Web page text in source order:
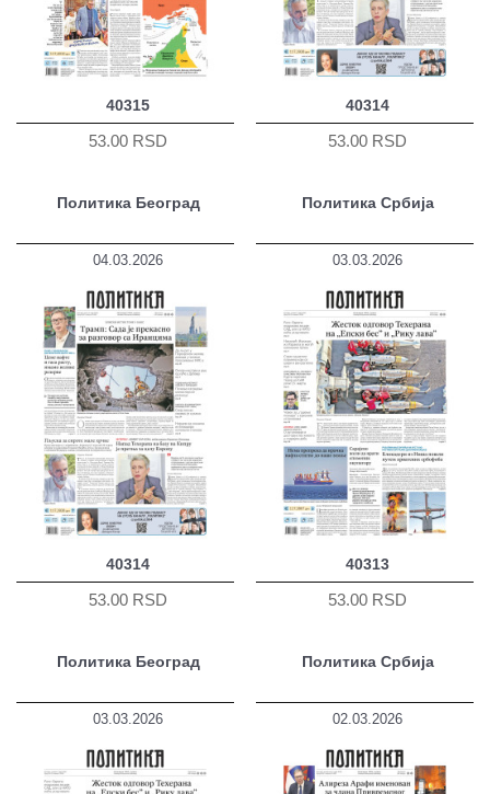
40315
53.00 RSD
40314
53.00 RSD
Политика Београд
04.03.2026
40314
53.00 RSD
Политика Србија
03.03.2026
40313
53.00 RSD
Политика Београд
03.03.2026
Политика Србија
02.03.2026